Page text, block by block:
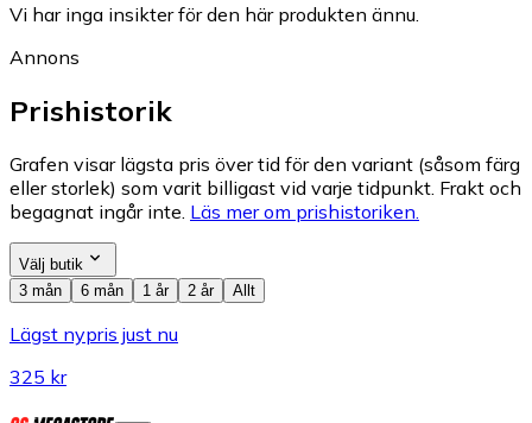
Vi har inga insikter för den här produkten ännu.
Annons
Prishistorik
Grafen visar lägsta pris över tid för den variant (såsom färg
eller storlek) som varit billigast vid varje tidpunkt. Frakt och
begagnat ingår inte. Läs mer om prishistoriken.
Välj butik
3 mån
6 mån 1 år 2 år Allt
Lägst nypris just nu
325 kr